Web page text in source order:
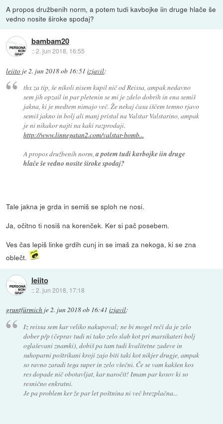
A propos družbenih norm, a potem tudi kavbojke iin druge hlače še
vedno nosite široke spodaj?
bambam20
::2. jun 2018, 16:55
leiito je2. jun 2018 ob 16:51 izjavil:
thx za tip, še nikoli nisem kupil nič od Reissa, ampak nedavno
sem jih opzail in par pletenin se mi je zdelo dobrih in ena semiš
jakna, ki je medtem nimajo več. Že nekaj časa iščem temno rjavo
semiš jakno in bolj ali manj pristal na Valstar Valstarino, ampak
je ni nikakor najti na kaki razprodaji.
http://www.linnegatan2.com/valstar-bomb...
A propos družbenih norm,a potem tudi kavbojke iin druge
hlače še vedno nosite široke spodaj?
Tale jakna je grda in semiš se sploh ne nosi.
Ja, očitno ti nosiš na korenček. Ker si pač posebem.
Ves čas lepiš linke grdih cunj in se imaš za nekoga, ki se zna
oblečt.
leiito
::2. jun 2018, 17:18
gruntfürmich je2. jun 2018 ob 16:41 izjavil:
Iz reissa sem kar veliko nakupoval; ne bi mogel reči da je zelo
dober p/p (čeprav tudi ni tako zelo slab kot pri marsikateri bolj
oglaševani znamki), dobiš pa tam tudi kvalitetne zadeve in
suhoparni poštrikani kroji zajo biti taki kot nikjer drugje, ampak
so ravno zaradi tega super in zelo všečni. Če se vam kakšen kos
res dopade nič obotavljat, kar naročit! Imam par kosov ki so
resnično enkratni.
Je pa problem ker že par let poštnina ni več brezplačna...